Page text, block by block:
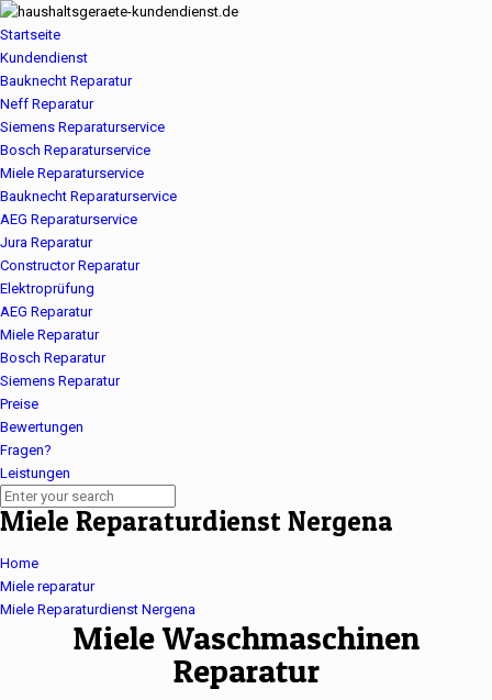
Startseite
Kundendienst
Bauknecht Reparatur
Neff Reparatur
Siemens Reparaturservice
Bosch Reparaturservice
Miele Reparaturservice
Bauknecht Reparaturservice
AEG Reparaturservice
Jura Reparatur
Constructor Reparatur
Elektroprüfung
AEG Reparatur
Miele Reparatur
Bosch Reparatur
Siemens Reparatur
Preise
Bewertungen
Fragen?
Leistungen
Miele Reparaturdienst Nergena
Home
Miele reparatur
Miele Reparaturdienst Nergena
Miele Waschmaschinen
Reparatur